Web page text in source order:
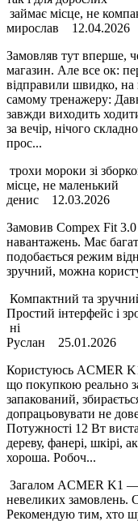
займає місце, не
мирослав
12.04.2026
Замовляв тут вперше,
магазин. Але все ок:
відправили швидко,
самому тренажеру:
завжди виходить
за вечір, нічого
прос...
трохи мороки зі
місце, не маленький
денис
12.03.2026
Замовив Compex Fit 3.0
навантажень. Має
подобається режим
зручний, можна
Компактний та
Простий інтерфейс і
ні
Руслан
25.01.2026
Користуюсь ACMER
що покупкою реально
запакований,
допрацьовувати не
Потужності 12 Вт
дереву, фанері, шкірі,
хороша. Робоч...
Загалом ACMER K1 —
невеликих замовлень.
Рекомендую тим, хто